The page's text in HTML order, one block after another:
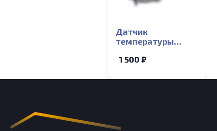
Датчик
температуры
Electrolux Basic X,
1 500 ₽